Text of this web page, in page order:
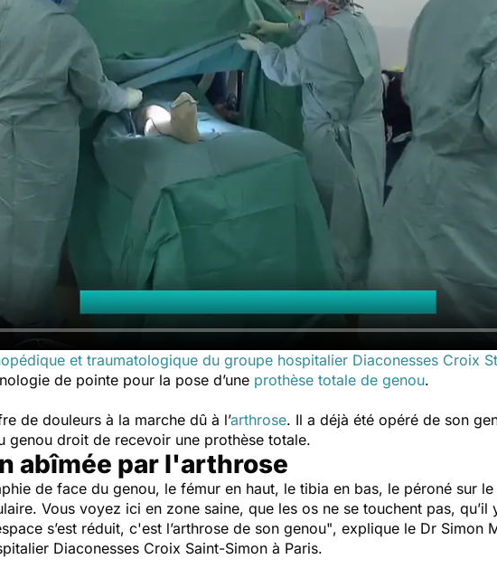
et traumatologique du groupe hospitalier Diaconesses Croix
de pointe pour la pose d’une prothèse totale de genou.
de douleurs à la marche dû à l’arthrose. Il a déjà été opéré de son
genou droit de recevoir une prothèse totale.
abîmée par l'arthrose
de face du genou, le fémur en haut, le tibia en bas, le péroné sur
Vous voyez ici en zone saine, que les os ne se touchent pas, qu’il
s’est réduit, c'est l’arthrose de son genou", explique le Dr Simon
Diaconesses Croix Saint-Simon à Paris.